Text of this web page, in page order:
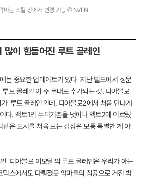
마는 스킬 창에서 변경 가능 ©INVEN
많이 힘들어진 루트 골레인
는 중요한 업데이트가 있다. 지난 빌드에서 성문
트 골레인'이 주 무대로 추가되는 것. 디아블로
'루트 골레인'인데, 디아블로2에서 처음 만나게
다. 액트1의 누더기촌을 벗어나 액트2에 이르렀
은 도시를 처음 보는 감상은 보통 특별한 게 아
'디아블로 이모탈'의 루트 골레인은 우리가 아는
믹스에서도 다뤄졌듯 악마들의 침공으로 거진 박